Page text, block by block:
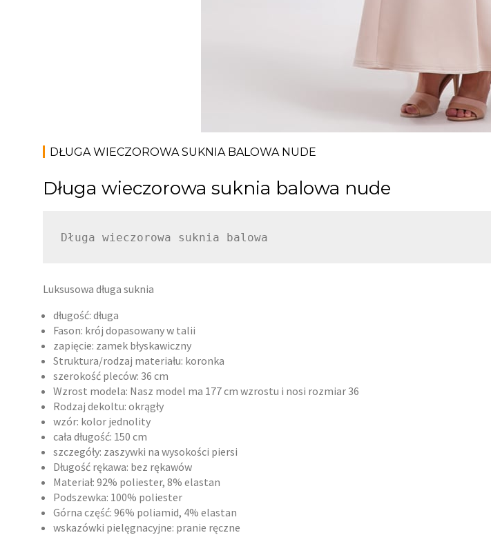
DŁUGA WIECZOROWA SUKNIA BALOWA NUDE
Długa wieczorowa suknia balowa nude
Długa wieczorowa suknia balowa
Luksusowa długa suknia
długość: długa
Fason: krój dopasowany w talii
zapięcie: zamek błyskawiczny
Struktura/rodzaj materiału: koronka
szerokość pleców: 36 cm
Wzrost modela: Nasz model ma 177 cm wzrostu i nosi rozmiar 36
Rodzaj dekoltu: okrągły
wzór: kolor jednolity
cała długość: 150 cm
szczegóły: zaszywki na wysokości piersi
Długość rękawa: bez rękawów
Materiał: 92% poliester, 8% elastan
Podszewka: 100% poliester
Górna część: 96% poliamid, 4% elastan
wskazówki pielęgnacyjne: pranie ręczne